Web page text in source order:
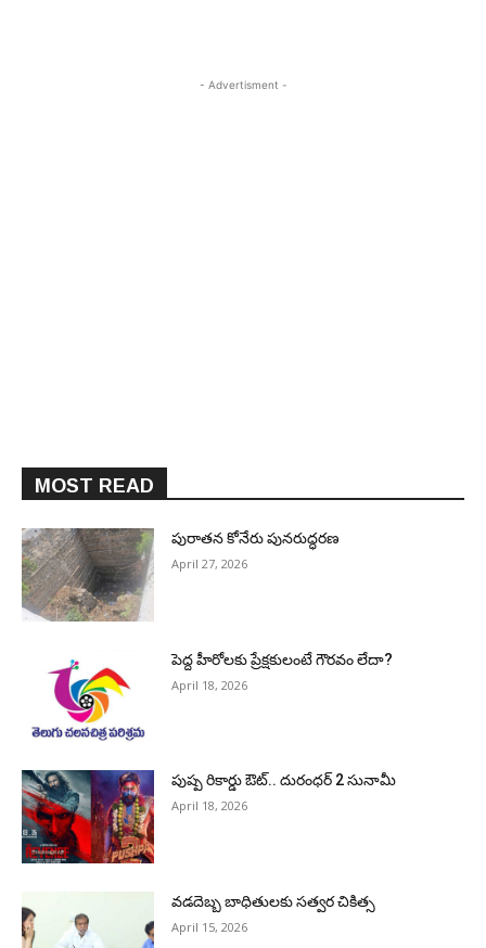
- Advertisment -
MOST READ
పురాత‌న కోనేరు పున‌రుద్ధ‌ర‌ణ
April 27, 2026
పెద్ద హీరోల‌కు ప్రేక్ష‌కులంటే గౌర‌వం లేదా?
April 18, 2026
పుష్ప రికార్డు ఔట్‌.. దురంధ‌ర్ 2 సునామీ
April 18, 2026
వడదెబ్బ బాధితులకు సత్వర చికిత్స
April 15, 2026